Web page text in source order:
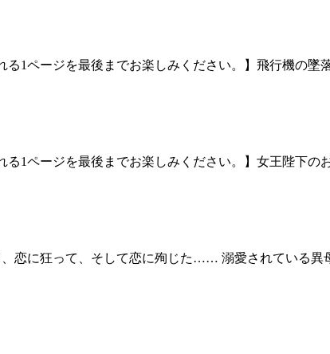
1ページを最後までお楽しみください。】飛行機の
1ページを最後までお楽しみください。】女王陛下
に狂って、そして恋に殉じた…… 溺愛されている異